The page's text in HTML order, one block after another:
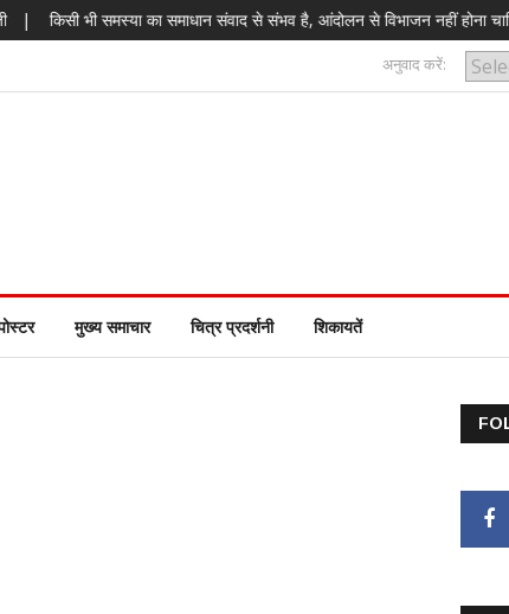
समस्या का समाधान संवाद से संभव है, आंदोलन से विभाजन नहीं होना चाहिए – डॉ. मोहन
अनुवाद करें:
मुख्य समाचार चित्र प्रदर्शनी शिकायतें